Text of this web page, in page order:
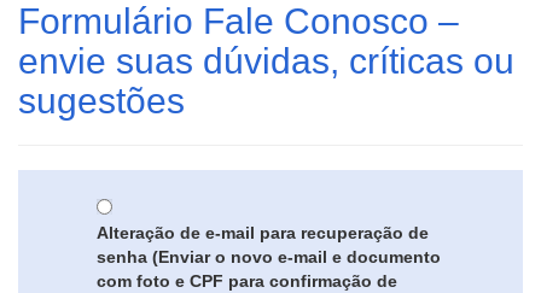
Formulário Fale Conosco –
envie suas dúvidas, críticas ou
sugestões
Alteração de e-mail para recuperação de
senha (Enviar o novo e-mail e documento
com foto e CPF para confirmação de